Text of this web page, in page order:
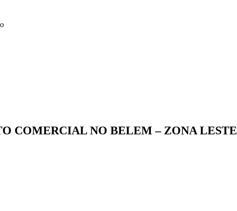
COMERCIAL NO BELEM – ZONA LESTE